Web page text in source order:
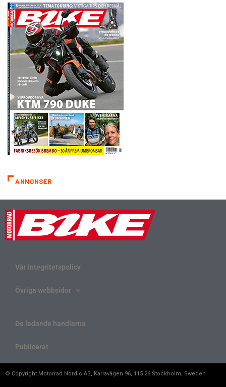
ANNONSER
Vår integritetspolicy
Övriga webbsidor
De ledande handlarna
Publicerat
© Copyright Motorrad Nordic AB, Karlavägen 96, 115 26 Stockholm, Sweden